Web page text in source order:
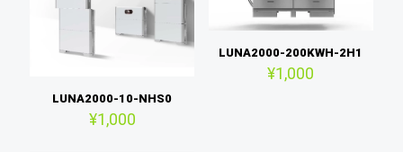
LUNA2000-10-NHS0
¥1,000
LUNA2000-200KWH-2H1
¥1,000